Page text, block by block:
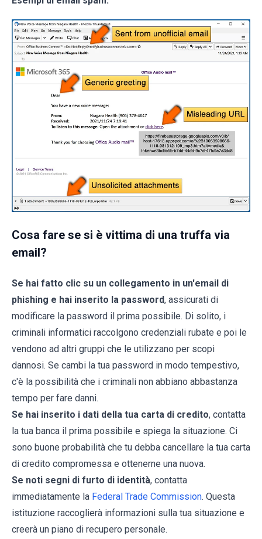
Cosa fare se si è vittima di una truffa via
email?
Se hai fatto clic su un collegamento in un'email di
phishing e hai inserito la password, assicurati di
modificare la password il prima possibile. Di solito, i
criminali informatici raccolgono credenziali rubate e poi le
vendono ad altri gruppi che le utilizzano per scopi
dannosi. Se cambi la tua password in modo tempestivo,
c'è la possibilità che i criminali non abbiano abbastanza
tempo per fare danni.
Se hai inserito i dati della tua carta di credito, contatta
la tua banca il prima possibile e spiega la situazione. Ci
sono buone probabilità che tu debba cancellare la tua carta
di credito compromessa e ottenerne una nuova.
Se noti segni di furto di identità, contatta
immediatamente la Federal Trade Commission. Questa
istituzione raccoglierà informazioni sulla tua situazione e
creerà un piano di recupero personale.